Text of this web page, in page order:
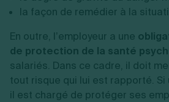
la façon de remédier à la
En outre, l’employeur a une
de protection de la santé
salariés. Dans ce cadre, il doit
tout risque qui lui est rapporté. Si
il est chargé de protéger ses